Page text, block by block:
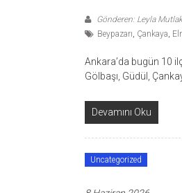
Gönderen: Leyla
Beypazarı, Çankaya,
Ankara’da bugün 10
Gölbaşı, Güdül,
Devamını Oku
Uncategorized